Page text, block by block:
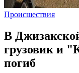
Происшествия
В
грузовик и
погиб